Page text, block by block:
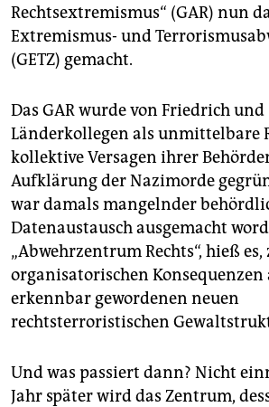
Rechtsextremismus“ (GAR) nun
Extremismus- und
(GETZ) gemacht.
Das GAR wurde von Friedrich und
Länderkollegen als unmittelbare
kollektive Versagen ihrer
Aufklärung der Nazimorde
war damals mangelnder
Datenaustausch ausgemacht
„Abwehrzentrum Rechts“, hieß
organisatorischen Konsequenzen
erkennbar gewordenen neuen
rechtsterroristischen
Und was passiert dann? Nicht
Jahr später wird das Zentrum,